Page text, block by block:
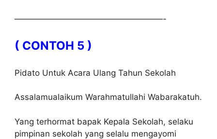
——————————————————-
( CONTOH 5 )
Pidato Untuk Acara Ulang Tahun Sekolah
Assalamualaikum Warahmatullahi Wabarakatuh.
Yang terhormat bapak Kepala Sekolah, selaku
pimpinan sekolah yang selalu mengayomi